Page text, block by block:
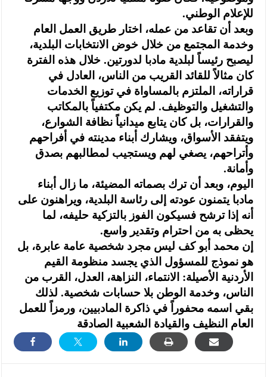
للإعلام الوطني.
وبعد أن تقاعد من عمله، اختار طريق العمل العام
وخدمة المجتمع من خلال خوض الانتخابات البلدية،
ليصبح رئيساً لبلدية مادبا لدورتين. خلال هذه الفترة
كان مثالاً للقائد القريب من الناس، العادل في
قراراته، الملتزم بالمساواة في توزيع الخدمات
والتشغيل والتوظيف. لم يكن مكتفياً بالمكاتب
والقرارات، بل كان يتابع ميدانياً نظافة الشوارع،
ويتفقد الأسواق، ويشارك أبناء مدينته في أفراحهم
وأتراحهم، يصغي لهم ويستجيب لمطالبهم بصدق
وأمانة.
اليوم، وبعد أن ترك بصماته المضيئة، ما زال أبناء
مادبا يتمنون عودته إلى رئاسة البلدية، ويراهنون على
أنه إذا ترشح فسيكون الفوز بالتزكية حليفه، لما
يحظى به من احترام وتقدير واسع.
إن محمد أبو كف ليس مجرد شخصية عامة عابرة، بل
هو نموذج للمسؤول الذي يجسد منظومة القيم
الأردنية الأصيلة: الانتماء، النزاهة، العدل، القرب من
الناس، وخدمة الوطن بلا حسابات شخصية. لذلك
بقي اسمه محفوراً في ذاكرة المادبيين، ورمزاً للعمل
العام النظيف والقيادة الشعبية الصادقة